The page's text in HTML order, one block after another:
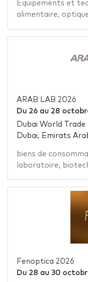
Equipements et
alimentaire,
ARAB LAB 2026
Du 26au 28
Dubai World
Dubai, Emirats
biens de
laboratoire,
Fenoptica 2026
Du 28 au 30